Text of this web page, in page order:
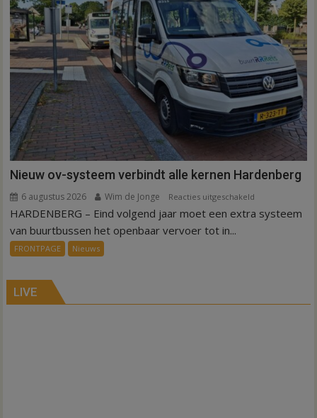
Nieuw ov-systeem verbindt alle kernen Hardenberg
6 augustus 2026 Wim de Jonge Reacties uitgeschakeld
Nieuw
Hardenberg
HARDENBERG – Eind volgend jaar moet een extra systeem
van buurtbussen het openbaar vervoer tot in...
FRONTPAGE Nieuws
LIVE